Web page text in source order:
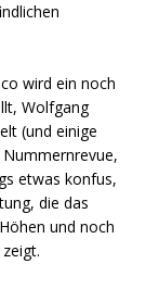
wird ein noch
Wolfgang
(und einige
etwas konfus,
die das
und noch